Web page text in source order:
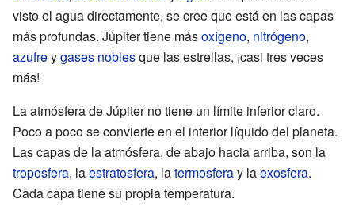
visto el agua directamente, se cree que está en las capas
más profundas. Júpiter tiene másoxígeno, nitrógeno,
azufreygases noblesque las estrellas, ¡casi tres veces
más!
La atmósfera de Júpiter no tiene un límite inferior claro.
Poco a poco se convierte en el interior líquido del planeta.
Las capas de la atmósfera, de abajo hacia arriba, son la
troposfera, laestratosfera, latermosferay laexosfera.
Cada capa tiene su propia temperatura.